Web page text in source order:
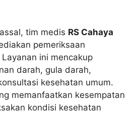
tim medis RS Cahaya
pemeriksaan
ini mencakup
darah, gula darah,
kesehatan umum.
memanfaatkan kesempatan
kondisi kesehatan